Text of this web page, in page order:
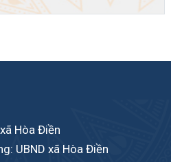
Hòa Điền
UBND xã Hòa Điền